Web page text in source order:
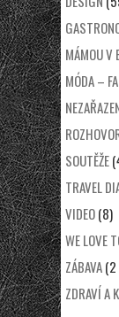
MÁMOU V
MÓDA –
SOUTĚŽE
TRAVEL
VIDEO(8)
WE LOVE
ZÁBAVA
ZDRAVÍ A